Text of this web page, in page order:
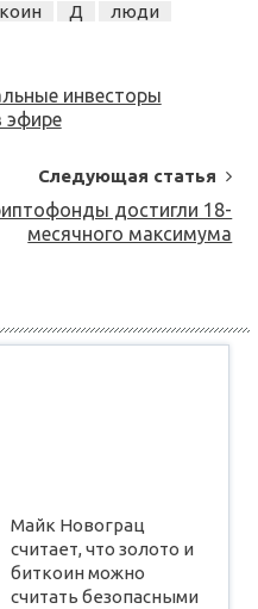
Д люди
инвесторы
эфире
Следующая статья
достигли 18-
месячного максимума
Майк Новограц
считает, что золото и
биткоин можно
считать безопасными